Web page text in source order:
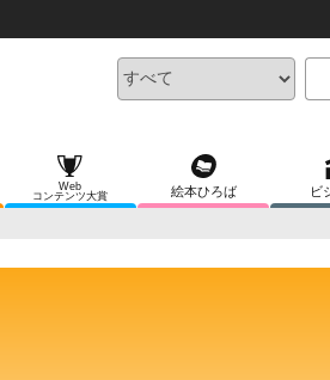
Web
コンテンツ大賞
絵本ひろば ビ